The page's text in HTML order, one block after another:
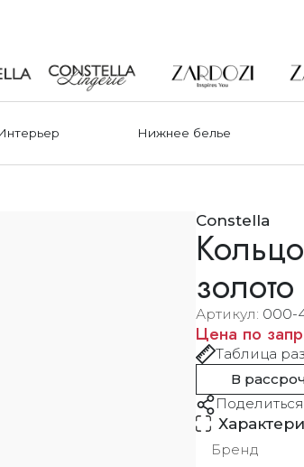
Нижнее белье
Constella
золото
Артикул 000-
Цена по
Таблица
В
Поделиться
Бренд